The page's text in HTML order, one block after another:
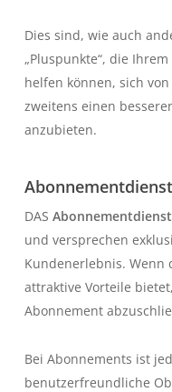
Dies sind, wie auch
„Pluspunkte“, die
helfen können, sich
zweitens einen
anzubieten.
DAS
und versprechen
Kundenerlebnis. Wenn
attraktive Vorteile
Abonnement
Bei Abonnements ist
benutzerfreundliche